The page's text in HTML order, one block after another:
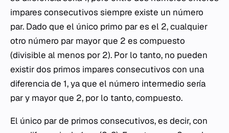
impares consecutivos siempre existe un número
par. Dado que el único primo par es el 2, cualquier
otro número par mayor que 2 es compuesto
(divisible al menos por 2). Por lo tanto, no pueden
existir dos primos impares consecutivos con una
diferencia de 1, ya que el número intermedio sería
par y mayor que 2, por lo tanto, compuesto.
El único par de primos consecutivos, es decir, con